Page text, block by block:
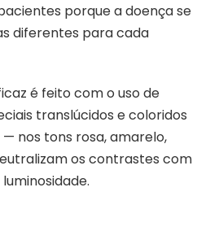
porque a doença se
diferentes para cada
é feito com o uso de
translúcidos e coloridos
nos tons rosa, amarelo,
os contrastes com